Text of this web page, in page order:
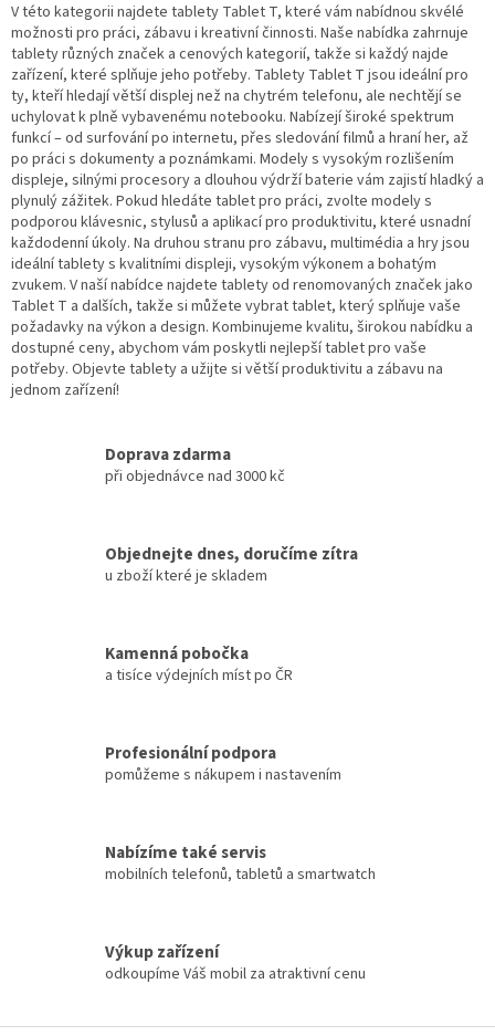
V této kategorii najdete tablety Tablet T, které vám nabídnou skvélé
možnosti pro práci, zábavu i kreativní činnosti. Naše nabídka zahrnuje
tablety různých značek a cenových kategorií, takže si každý najde
zařízení, které splňuje jeho potřeby. Tablety Tablet T jsou ideální pro
ty, kteří hledají větší displej než na chytrém telefonu, ale nechtějí se
uchylovat k plně vybavenému notebooku. Nabízejí široké spektrum
funkcí – od surfování po internetu, přes sledování filmů a hraní her, až
po práci s dokumenty a poznámkami. Modely s vysokým rozlišením
displeje, silnými procesory a dlouhou výdrží baterie vám zajistí hladký a
plynulý zážitek. Pokud hledáte tablet pro práci, zvolte modely s
podporou klávesnic, stylusů a aplikací pro produktivitu, které usnadní
každodenní úkoly. Na druhou stranu pro zábavu, multimédia a hry jsou
ideální tablety s kvalitními displeji, vysokým výkonem a bohatým
zvukem. V naší nabídce najdete tablety od renomovaných značek jako
Tablet T a dalších, takže si můžete vybrat tablet, který splňuje vaše
požadavky na výkon a design. Kombinujeme kvalitu, širokou nabídku a
dostupné ceny, abychom vám poskytli nejlepší tablet pro vaše
potřeby. Objevte tablety a užijte si větší produktivitu a zábavu na
jednom zařízení!
Doprava zdarma
při objednávce nad 3000 kč
Objednejte dnes, doručíme zítra
u zboží které je skladem
Kamenná pobočka
a tisíce výdejních míst po ČR
Profesionální podpora
pomůžeme s nákupem i nastavením
Nabízíme také servis
mobilních telefonů, tabletů a smartwatch
Výkup zařízení
odkoupíme Váš mobil za atraktivní cenu